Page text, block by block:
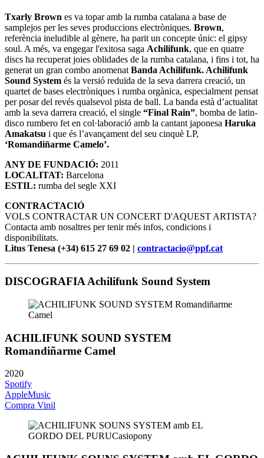
Txarly Brown es va topar amb la rumba catalana a base de
samplejos per les seves produccions electròniques. Brown,
referència ineludible al gènere, ha parit un concepte únic: el gipsy
soul. A més, va engegar l'exitosa saga Achilifunk, que en quatre
discs ha recuperat joies oblidades de la rumba catalana, i fins i tot, ha
generat un gran combo anomenat Banda Achilifunk. Achilifunk
Sound System és la versió reduïda de la seva darrera creació, un
quartet de bases electròniques i rumba orgànica, especialment pensat
per posar del revés qualsevol pista de ball. La banda està d’actualitat
amb la seva darrera creació, el single “Final Rain”, bomba de latin-
disco rumbero fet en col·laboració amb la cantant japonesa Haruka
Amakatsu i que és l’avançament del seu cinquè LP,
‘Romandiñarme Camelo’.
ANY DE FUNDACIÓ: 2011
LOCALITAT: Barcelona
ESTIL: rumba del segle XXI
CONTRACTACIÓ
VOLS CONTRACTAR UN CONCERT D'AQUEST ARTISTA?
Contacta amb nosaltres per tenir més infos, condicions i
disponibilitats.
Litus Tenesa (+34) 615 27 69 02 | contractacio@ppf.cat
DISCOGRAFIA Achilifunk Sound System
ACHILIFUNK SOUND SYSTEM
Romandiñarme Camel
2020
Spotify
AppleMusic
Compra Vinil